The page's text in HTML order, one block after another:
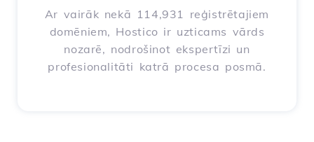
Ar vairāk nekā 114,931 reģistrētajiem
domēniem, Hostico ir uzticams vārds
nozarē, nodrošinot ekspertīzi un
profesionalitāti katrā procesa posmā.